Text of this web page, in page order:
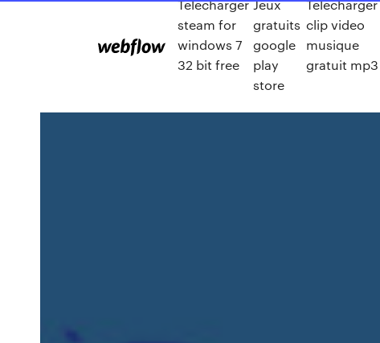
Télécharger
steam for
windows 7
32 bit free
Jeux
gratuits
google
play
store
Telecharger
clip video
musique
gratuit mp3